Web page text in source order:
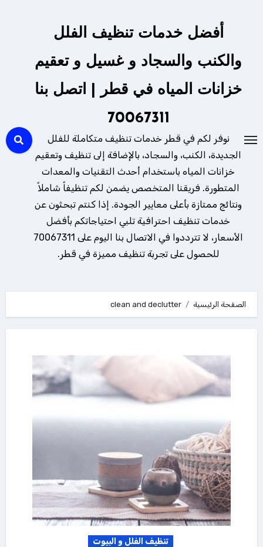
أفضل خدمات تنظيف الفلل
والكنب والسجاد و غسيل و تعقيم
خزانات المياه في قطر | اتصل بنا
70067311
نوفر لكم في قطر خدمات تنظيف متكاملة للفلل
الجديدة، الكنب، والسجاد، بالإضافة إلى تنظيف وتعقيم
خزانات المياه باستخدام أحدث التقنيات والمعدات
المتطورة. فريقنا المتخصص يضمن لكم تنظيفاً شاملاً
ونتائج ممتازة بأعلى معايير الجودة. إذا كنتم تبحثون عن
خدمات تنظيف احترافية تلبي احتياجاتكم بأفضل
الأسعار، لا تترددوا في الاتصال بنا اليوم على 70067311
للحصول على تجربة تنظيف مميزة في قطر.
الصفحة الرئيسية clean and declutter
تنظيف الفلل و البيوت